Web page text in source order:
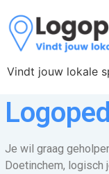
Vindt jouw lokale
Je wil graag
Doetinchem, logisch